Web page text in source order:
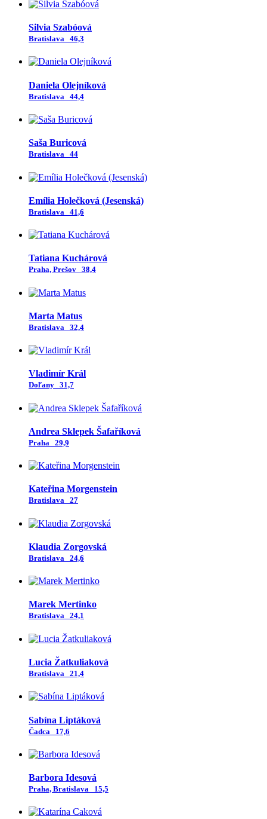
Silvia Szabóová
Bratislava 46,3
Daniela Olejníková
Bratislava 44,4
Saša Buricová
Bratislava 44
Emília Holečková (Jesenská)
Bratislava 41,6
Tatiana Kuchárová
Praha, Prešov 38,4
Marta Matus
Bratislava 32,4
Vladimír Král
Doľany 31,7
Andrea Sklepek Šafaříková
Praha 29,9
Kateřina Morgenstein
Bratislava 27
Klaudia Zorgovská
Bratislava 24,6
Marek Mertinko
Bratislava 24,1
Lucia Žatkuliaková
Bratislava 21,4
Sabína Liptáková
Čadca 17,6
Barbora Idesová
Praha, Bratislava 15,5